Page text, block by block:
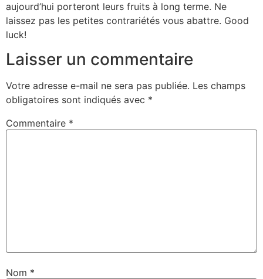
aujourd’hui porteront leurs fruits à long terme. Ne
laissez pas les petites contrariétés vous abattre. Good
luck!
Laisser un commentaire
Votre adresse e-mail ne sera pas publiée. Les champs
obligatoires sont indiqués avec *
Commentaire *
Nom *